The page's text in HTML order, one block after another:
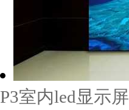
P3室内led显示屏